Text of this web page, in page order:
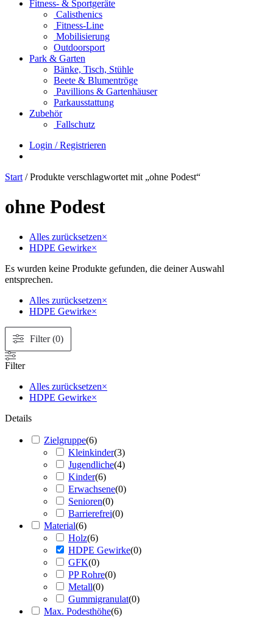
Fitness- & Sportgeräte
Calisthenics
Fitness-Line
Mobilisierung
Outdoorsport
Park & Garten
Bänke, Tisch, Stühle
Beete & Blumentröge
Pavillions & Gartenhäuser
Parkausstattung
Zubehör
Fallschutz
Login / Registrieren
Start / Produkte verschlagwortet mit „ohne Podest“
ohne Podest
Alles zurücksetzen×
HDPE Gewirke×
Es wurden keine Produkte gefunden, die deiner Auswahl
entsprechen.
Alles zurücksetzen×
HDPE Gewirke×
Filter (0)
Filter
Alles zurücksetzen×
HDPE Gewirke×
Details
Zielgruppe(6)
Kleinkinder(3)
Jugendliche(4)
Kinder(6)
Erwachsene(0)
Senioren(0)
Barrierefrei(0)
Material(6)
Holz(6)
HDPE Gewirke(0)
GFK(0)
PP Rohre(0)
Metall(0)
Gummigranulat(0)
Max. Podesthöhe(6)